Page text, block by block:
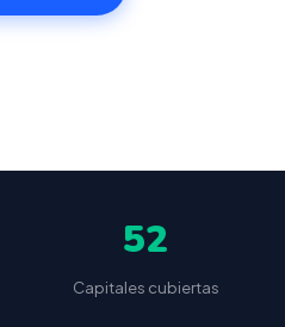
52
Capitales cubiertas